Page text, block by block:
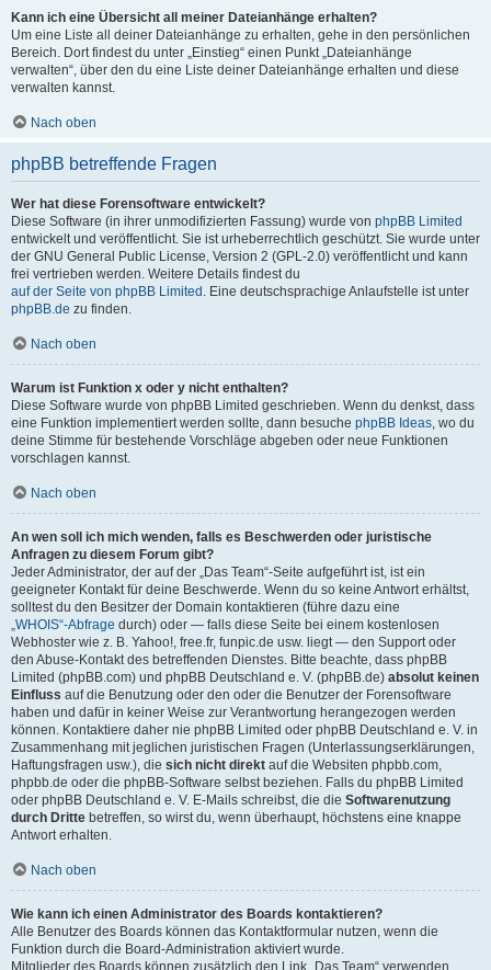
Kann ich eine Übersicht all meiner Dateianhänge erhalten?
Um eine Liste all deiner Dateianhänge zu erhalten, gehe in den persönlichen
Bereich. Dort findest du unter „Einstieg“ einen Punkt „Dateianhänge
verwalten“, über den du eine Liste deiner Dateianhänge erhalten und diese
verwalten kannst.
Nach oben
phpBB betreffende Fragen
Wer hat diese Forensoftware entwickelt?
Diese Software (in ihrer unmodifizierten Fassung) wurde von phpBB Limited
entwickelt und veröffentlicht. Sie ist urheberrechtlich geschützt. Sie wurde unter
der GNU General Public License, Version 2 (GPL-2.0) veröffentlicht und kann
frei vertrieben werden. Weitere Details findest du
auf der Seite von phpBB Limited . Eine deutschsprachige Anlaufstelle ist unter
phpBB.de zu finden.
Nach oben
Warum ist Funktion x oder y nicht enthalten?
Diese Software wurde von phpBB Limited geschrieben. Wenn du denkst, dass
eine Funktion implementiert werden sollte, dann besuche phpBB Ideas, wo du
deine Stimme für bestehende Vorschläge abgeben oder neue Funktionen
vorschlagen kannst.
Nach oben
An wen soll ich mich wenden, falls es Beschwerden oder juristische
Anfragen zu diesem Forum gibt?
Jeder Administrator, der auf der „Das Team“-Seite aufgeführt ist, ist ein
geeigneter Kontakt für deine Beschwerde. Wenn du so keine Antwort erhältst,
solltest du den Besitzer der Domain kontaktieren (führe dazu eine
„WHOIS“-Abfrage durch) oder — falls diese Seite bei einem kostenlosen
Webhoster wie z. B. Yahoo!, free.fr, funpic.de usw. liegt — den Support oder
den Abuse-Kontakt des betreffenden Dienstes. Bitte beachte, dass phpBB
Limited (phpBB.com) und phpBB Deutschland e. V. (phpBB.de) absolut keinen
Einfluss auf die Benutzung oder den oder die Benutzer der Forensoftware
haben und dafür in keiner Weise zur Verantwortung herangezogen werden
können. Kontaktiere daher nie phpBB Limited oder phpBB Deutschland e. V. in
Zusammenhang mit jeglichen juristischen Fragen (Unterlassungserklärungen,
Haftungsfragen usw.), die sich nicht direkt auf die Websiten phpbb.com,
phpbb.de oder die phpBB-Software selbst beziehen. Falls du phpBB Limited
oder phpBB Deutschland e. V. E-Mails schreibst, die die Softwarenutzung
durch Dritte betreffen, so wirst du, wenn überhaupt, höchstens eine knappe
Antwort erhalten.
Nach oben
Wie kann ich einen Administrator des Boards kontaktieren?
Alle Benutzer des Boards können das Kontaktformular nutzen, wenn die
Funktion durch die Board-Administration aktiviert wurde.
Mitglieder des Boards können zusätzlich den Link „Das Team“ verwenden.